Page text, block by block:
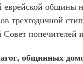
еврейской
трехгодичной
Совет
общинных